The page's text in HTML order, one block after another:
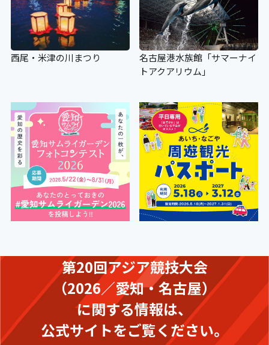
西尾・米津の川まつり
名古屋港水族館「サマーナイ
トアクアリウム」
第20回アジア競技大会
（2026／愛知・名古屋）
に関する情報は、
公式サイトをご覧ください。